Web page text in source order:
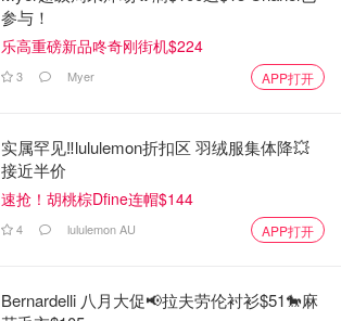
参与！
乐高重磅新品咚奇刚街机$224
3 Myer APP打开
实属罕见‼️lululemon折扣区 羽绒服集体降💥
接近半价
速抢！胡桃棕Dfine连帽$144
4 lululemon AU APP打开
Bernardelli 八月大促📢拉夫劳伦衬衫$51🐎麻